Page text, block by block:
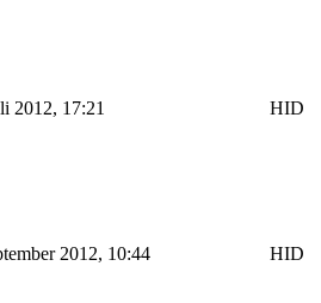
2012, 17:21 HID
2012, 10:44 HID